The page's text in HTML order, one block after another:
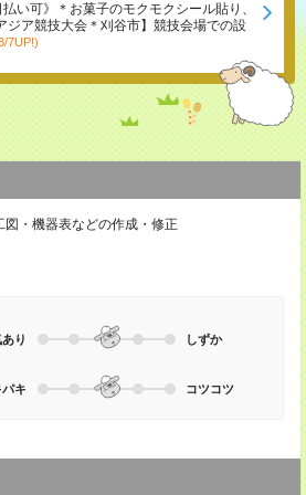
払い可》＊お菓子のモクモクシール貼り、
ジア競技大会＊刈谷市】競技会場での設
7UP!)
図・機器表などの作成・修正
り しずか
キ コツコツ